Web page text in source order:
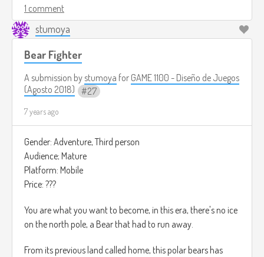
nivel para desbloquear nuevos ataques y trajes de luchador.
Tu objetivo será el de derrotar al rey Luchador para que
Tú tendrás que abrirte paso por todo el castillo para poder
liberar a tu hermano.
El cual nunca cometio ningun tipo de acto criminal.
Para poder liberar a la ciudad de este malvado rey.
El juego está en tercera persona y el UI tiene estilo de un
juego de cartas, tienes la opción de atacar o defender por
Tienes una barra de vida arriba de la pantalla acompañado
del nivel en el que te encuentras.
1 comment
stumoya
Bear Fighter
A submission bystumoya for GAME 1100 - Diseño de Juegos
(Agosto 2018)
27
7 years ago
Gender: Adventure, Third person
Audience; Mature
Platform: Mobile
Price: ???
You are what you want to become, in this era, there's no ice
on the north pole, a Bear that had to run away.
From its previous land called home, this polar bears has